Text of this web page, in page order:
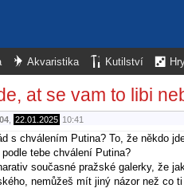
Akvaristika Kutilství
at se vam to libi
22.01.2025 10:41
s chválením Putina? To, že někdo
tebe chválení Putina?
současné pražské galerky, že
nemůžeš mít jiný názor než co